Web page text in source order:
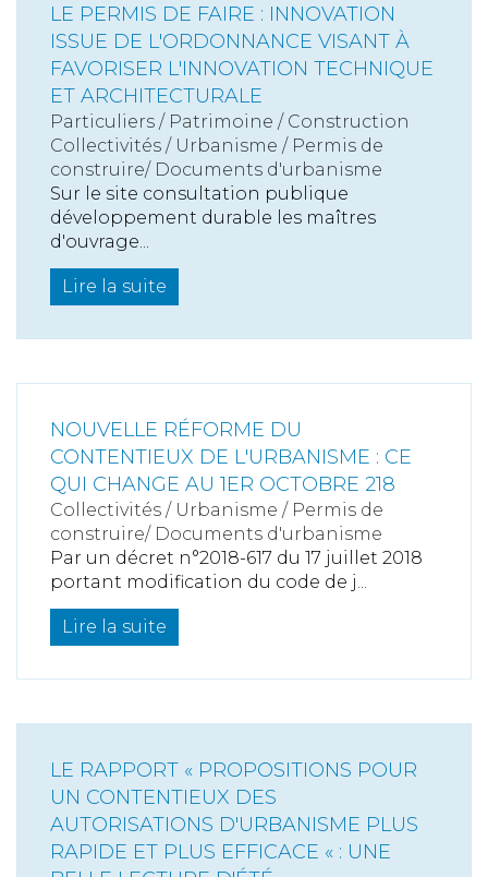
LE PERMIS DE FAIRE : INNOVATION
ISSUE DE L'ORDONNANCE VISANT À
FAVORISER L'INNOVATION TECHNIQUE
ET ARCHITECTURALE
Particuliers / Patrimoine / Construction
Collectivités / Urbanisme / Permis de
construire/ Documents d'urbanisme
Sur le site consultation publique
développement durable les maîtres
d'ouvrage...
Lire la suite
NOUVELLE RÉFORME DU
CONTENTIEUX DE L'URBANISME : CE
QUI CHANGE AU 1ER OCTOBRE 218
Collectivités / Urbanisme / Permis de
construire/ Documents d'urbanisme
Par un décret n°2018-617 du 17 juillet 2018
portant modification du code de j...
Lire la suite
LE RAPPORT « PROPOSITIONS POUR
UN CONTENTIEUX DES
AUTORISATIONS D'URBANISME PLUS
RAPIDE ET PLUS EFFICACE « : UNE